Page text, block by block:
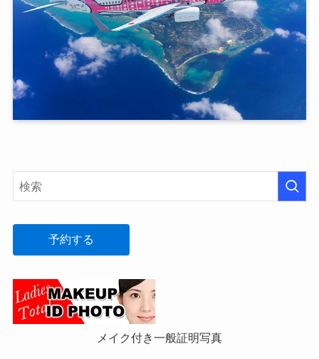
予約する
メイク付き一般証明写真